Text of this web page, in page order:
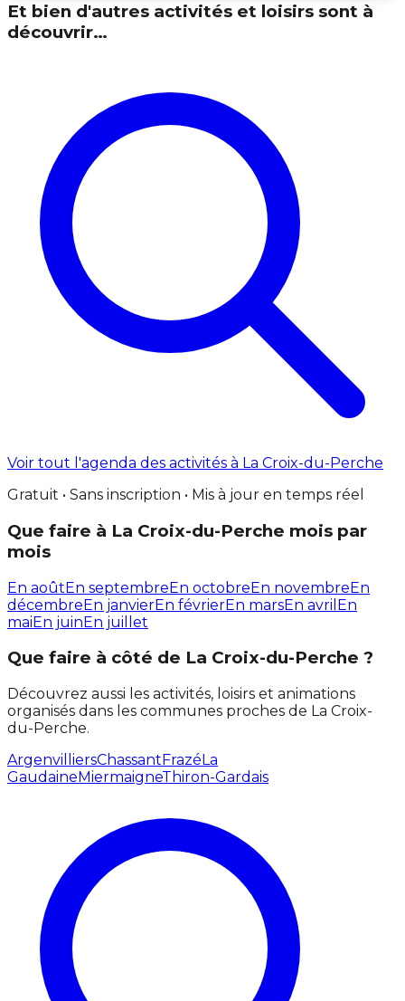
Et bien d'autres activités et loisirs sont à
découvrir…
Voir tout l'agenda des activités à La Croix-du-Perche
Gratuit • Sans inscription • Mis à jour en temps réel
Que faire à La Croix-du-Perche mois par
mois
En aoûtEn septembreEn octobreEn novembreEn
décembreEn janvierEn févrierEn marsEn avril En
maiEn juinEn juillet
Que faire à côté de La Croix-du-Perche ?
Découvrez aussi les activités, loisirs et animations
organisés dans les communes proches de La Croix-
du-Perche.
ArgenvilliersChassantFrazéLa
GaudaineMiermaigneThiron-Gardais